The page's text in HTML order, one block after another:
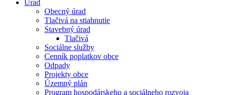
Úrad
Obecný úrad
Tlačivá na stiahnutie
Stavebný úrad
Tlačivá
Sociálne služby
Cenník poplatkov obce
Odpady
Projekty obce
Územný plán
Program hospodárskeho a sociálneho rozvoja